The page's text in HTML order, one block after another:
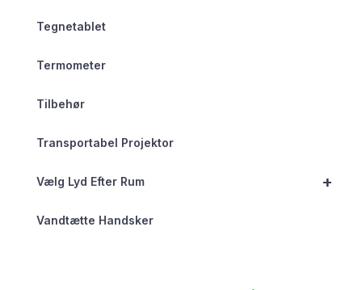
Tegnetablet
Termometer
Tilbehør
Transportabel Projektor
+
Vælg Lyd Efter Rum
Vandtætte Handsker